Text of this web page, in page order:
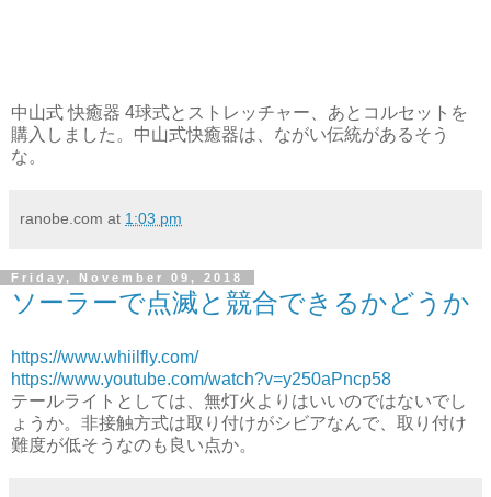
中山式 快癒器 4球式とストレッチャー、あとコルセットを
購入しました。中山式快癒器は、ながい伝統があるそう
な。
ranobe.com at 1:03 pm
Friday, November 09, 2018
ソーラーで点滅と競合できるかどうか
https://www.whiilfly.com/
https://www.youtube.com/watch?v=y250aPncp58
テールライトとしては、無灯火よりはいいのではないでし
ょうか。非接触方式は取り付けがシビアなんで、取り付け
難度が低そうなのも良い点か。